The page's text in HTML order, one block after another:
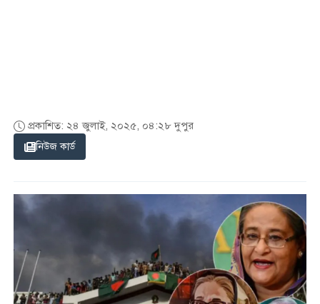
প্রকাশিত: ২৪ জুলাই, ২০২৫, ০৪:২৮ দুপুর
নিউজ কার্ড